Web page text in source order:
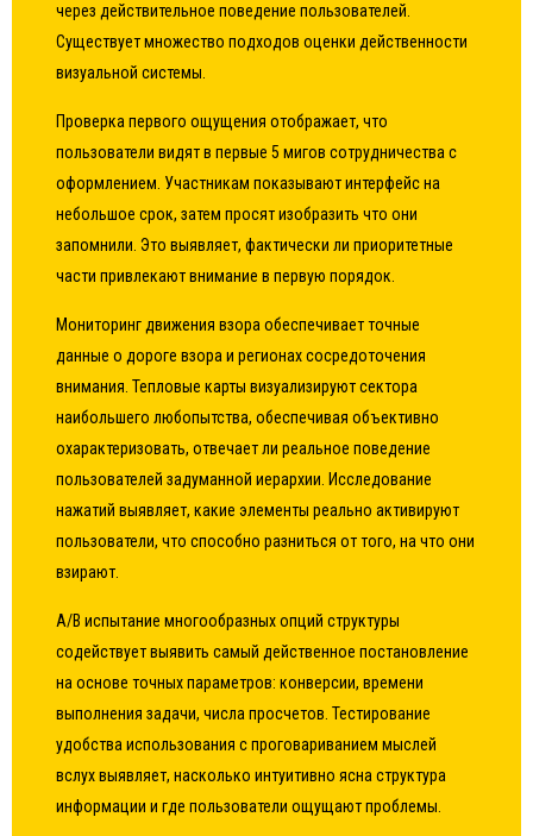
через действительное поведение пользователей.
Существует множество подходов оценки действенности
визуальной системы.
Проверка первого ощущения отображает, что
пользователи видят в первые 5 мигов сотрудничества с
оформлением. Участникам показывают интерфейс на
небольшое срок, затем просят изобразить что они
запомнили. Это выявляет, фактически ли приоритетные
части привлекают внимание в первую порядок.
Мониторинг движения взора обеспечивает точные
данные о дороге взора и регионах сосредоточения
внимания. Тепловые карты визуализируют сектора
наибольшего любопытства, обеспечивая объективно
охарактеризовать, отвечает ли реальное поведение
пользователей задуманной иерархии. Исследование
нажатий выявляет, какие элементы реально активируют
пользователи, что способно разниться от того, на что они
взирают.
A/B испытание многообразных опций структуры
содействует выявить самый действенное постановление
на основе точных параметров: конверсии, времени
выполнения задачи, числа просчетов. Тестирование
удобства использования с проговариванием мыслей
вслух выявляет, насколько интуитивно ясна структура
информации и где пользователи ощущают проблемы.